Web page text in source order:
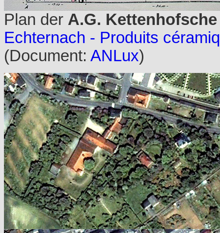
Plan der A.G. Kettenhofsche
Echternach - Produits
(Document: ANLux)